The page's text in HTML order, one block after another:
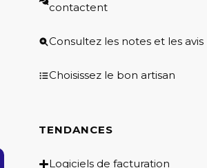
contactent
Consultez les notes et les avis
Choisissez le bon artisan
TENDANCES
Logiciels de facturation